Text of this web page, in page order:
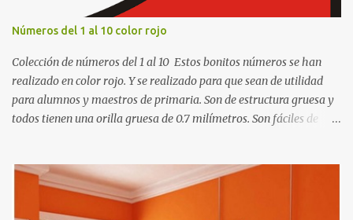
Números del 1 al 10 color rojo
Colección de números del 1 al 10 Estos bonitos números se han
realizado en color rojo. Y se realizado para que sean de utilidad
para alumnos y maestros de primaria. Son de estructura gruesa y
todos tienen una orilla gruesa de 0.7 milímetros. Son fáciles de
matemáticos, para decorar los cumpleaños de los niños, entre
otras cosas.